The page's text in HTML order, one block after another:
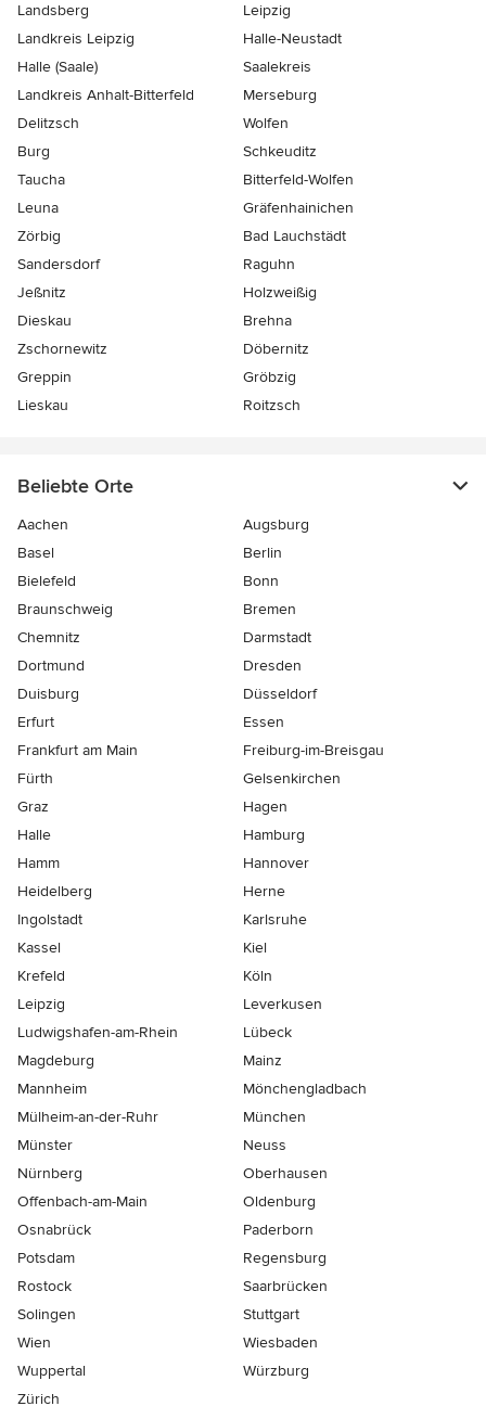
Landsberg
Leipzig
Landkreis Leipzig
Halle-Neustadt
Halle (Saale)
Saalekreis
Landkreis Anhalt-Bitterfeld
Merseburg
Delitzsch
Wolfen
Burg
Schkeuditz
Taucha
Bitterfeld-Wolfen
Leuna
Gräfenhainichen
Zörbig
Bad Lauchstädt
Sandersdorf
Raguhn
Jeßnitz
Holzweißig
Dieskau
Brehna
Zschornewitz
Döbernitz
Greppin
Gröbzig
Lieskau
Roitzsch
Beliebte Orte
Aachen
Augsburg
Basel
Berlin
Bielefeld
Bonn
Braunschweig
Bremen
Chemnitz
Darmstadt
Dortmund
Dresden
Duisburg
Düsseldorf
Erfurt
Essen
Frankfurt am Main
Freiburg-im-Breisgau
Fürth
Gelsenkirchen
Graz
Hagen
Halle
Hamburg
Hamm
Hannover
Heidelberg
Herne
Ingolstadt
Karlsruhe
Kassel
Kiel
Krefeld
Köln
Leipzig
Leverkusen
Ludwigshafen-am-Rhein
Lübeck
Magdeburg
Mainz
Mannheim
Mönchen­gladbach
Mülheim-an-der-Ruhr
München
Münster
Neuss
Nürnberg
Oberhausen
Offenbach-am-Main
Oldenburg
Osnabrück
Paderborn
Potsdam
Regensburg
Rostock
Saarbrücken
Solingen
Stuttgart
Wien
Wiesbaden
Wuppertal
Würzburg
Zürich